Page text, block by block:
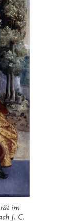
im
J. C.